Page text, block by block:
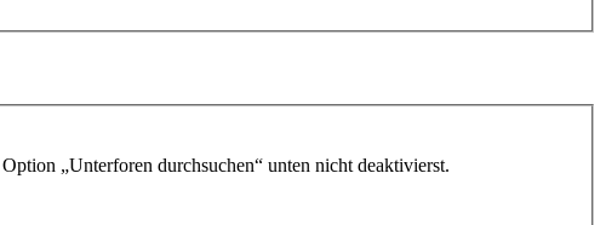
„Unterforen durchsuchen“ unten nicht deaktivierst.